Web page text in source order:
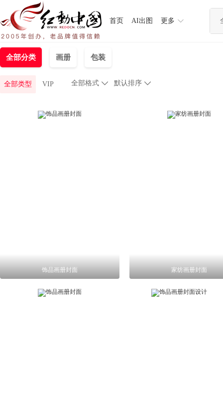
首页 AI出图 更多
全部分类 画册 包装
全部类型 VIP 
全部格式 默认排序 
饰品画册封面 家纺画册封面